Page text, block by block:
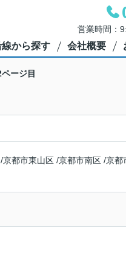
営業時間：
線から探す 会社概要
ページ目
/京都市東山区 /京都市南区 /京都